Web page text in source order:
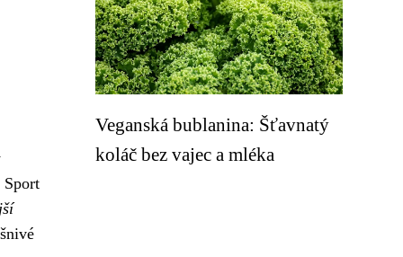
Sport
Veganská bublanina: Šťavnatý
koláč bez vajec a mléka